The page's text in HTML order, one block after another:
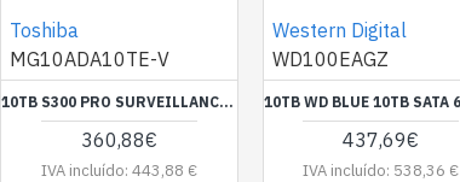
Toshiba
MG10ADA10TE-V
10TB S300 PRO SURVEILLANCE 3.5 SATA HDD 7200 RPM 512MB CMR
360,88€
IVA incluído: 443,88 €
Western Digital
WD100EAGZ
437,69€
IVA incluído: 538,36 €